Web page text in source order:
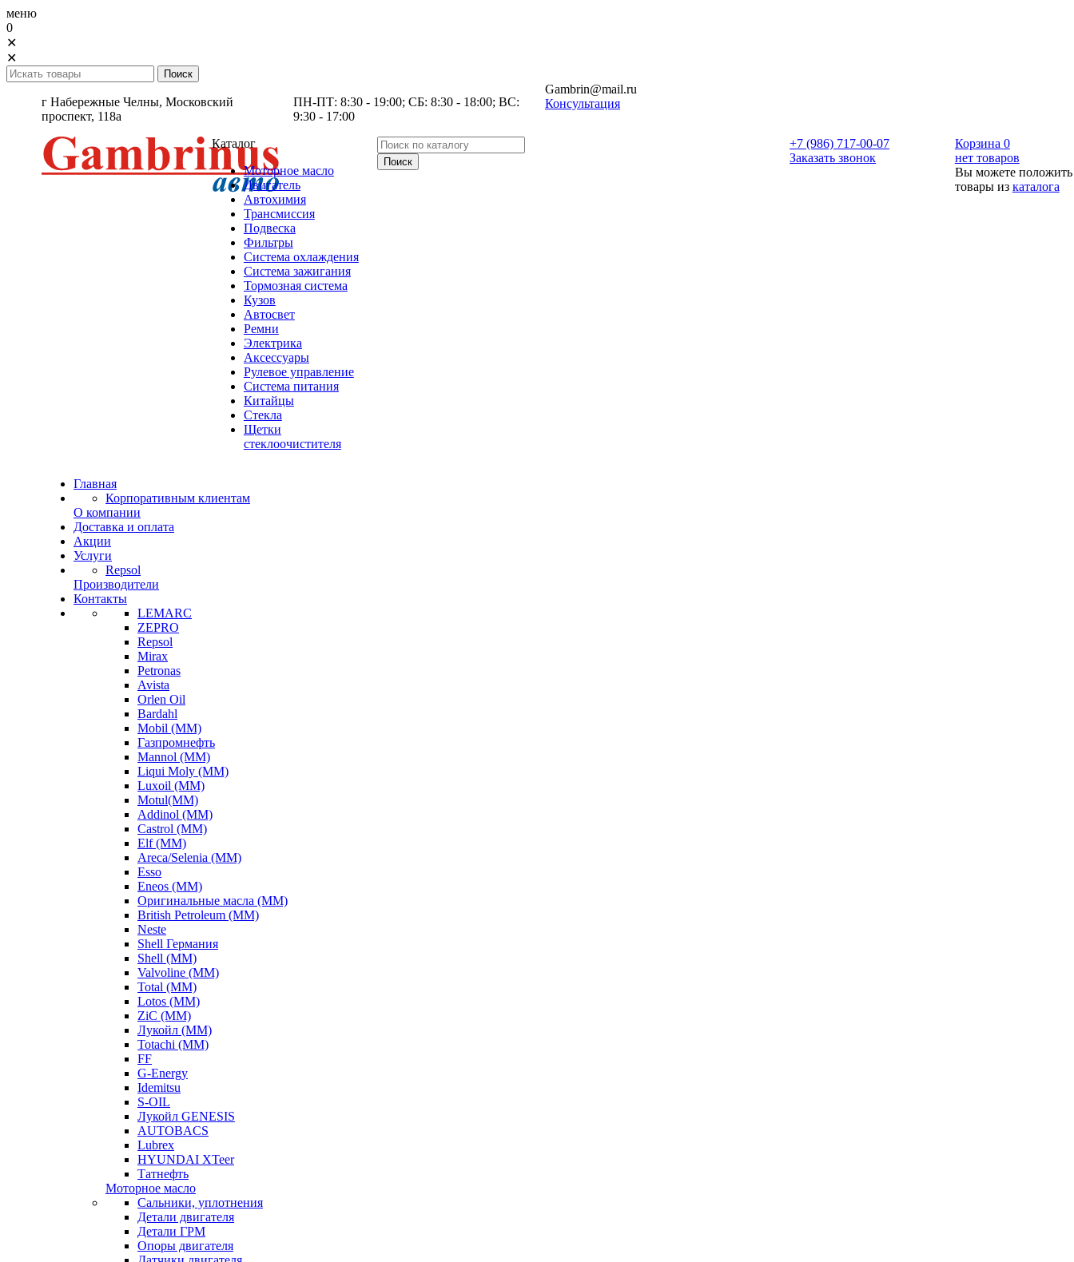
меню
0
✕
✕
г Набережные Челны, Московский
проспект, 118а
ПН-ПТ: 8:30 - 19:00; СБ: 8:30 - 18:00; ВС:
9:30 - 17:00
Gambrin@mail.ru
Консультация
Каталог
Моторное масло
Двигатель
Автохимия
Трансмиссия
Подвеска
Фильтры
Система охлаждения
Система зажигания
Тормозная система
Кузов
Автосвет
Ремни
Электрика
Аксессуары
Рулевое управление
Система питания
Китайцы
Стекла
Щетки
стеклоочистителя
+7 (986) 717-00-07
Заказать звонок
Корзина 0
нет товаров
Вы можете положить
товары из каталога
Главная
Корпоративным клиентам
О компании
Доставка и оплата
Акции
Услуги
Repsol
Производители
Контакты
LEMARC
ZEPRO
Repsol
Mirax
Petronas
Avista
Orlen Oil
Bardahl
Mobil (ММ)
Газпромнефть
Mannol (ММ)
Liqui Moly (ММ)
Luxoil (ММ)
Motul(ММ)
Addinol (ММ)
Castrol (ММ)
Elf (ММ)
Areca/Selenia (ММ)
Esso
Eneos (ММ)
Оригинальные масла (ММ)
British Petroleum (ММ)
Neste
Shell Германия
Shell (ММ)
Valvoline (ММ)
Total (ММ)
Lotos (ММ)
ZiC (ММ)
Лукойл (ММ)
Totachi (MM)
FF
G-Energy
Idemitsu
S-OIL
Лукойл GENESIS
AUTOBACS
Lubrex
HYUNDAI XTeer
Татнефть
Моторное масло
Сальники, уплотнения
Детали двигателя
Детали ГРМ
Опоры двигателя